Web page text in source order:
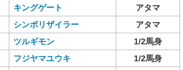
キングゲート
アタマ
シンボリザイラー
アタマ
ツルギモン
1/2馬身
フジヤマユウキ
1/2馬身